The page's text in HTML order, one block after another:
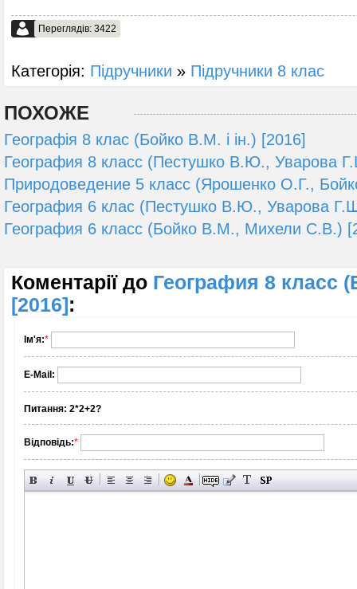
Переглядів: 3422
Категорія: Підручники » Підручники 8 клас
ПОХОЖЕ
Географія 8 клас (Бойко В.М. і ін.) [2016]
География 8 класс (Пестушко В.Ю., Уварова
Природоведение 5 класс (Ярошенко О.Г.,
География 6 клас (Пестушко В.Ю., Уварова
География 6 класс (Бойко В.М., Михели С.В.)
Коментарії до География 8 класс
[2016] :
Ім'я:*
E-Mail:
Питання: 2*2+2?
Відповідь:*